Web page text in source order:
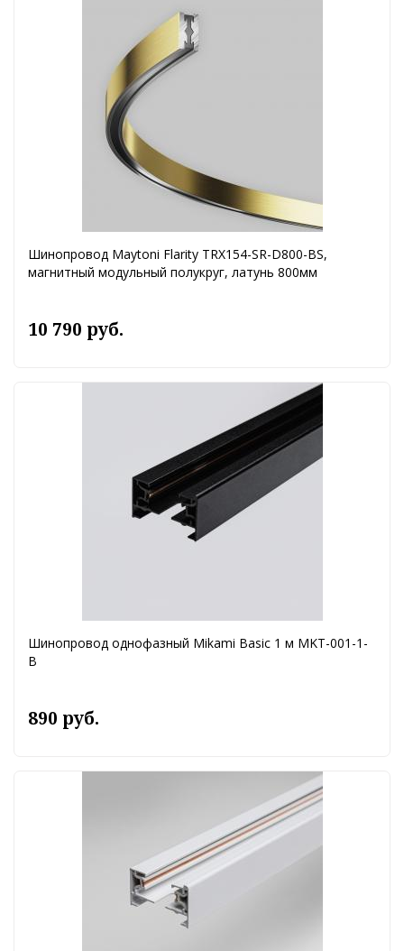
Шинопровод Maytoni Flarity TRX154-SR-D800-BS,
магнитный модульный полукруг, латунь 800мм
10 790 руб.
Шинопровод однофазный Mikami Basic 1 м MKT-001-1-
B
890 руб.